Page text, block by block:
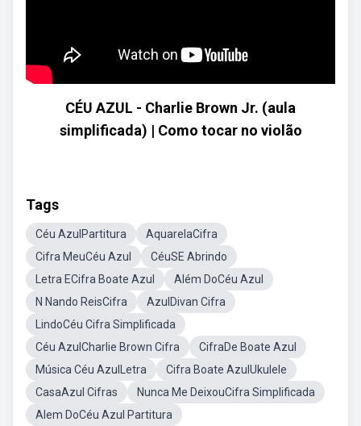
CÉU AZUL - Charlie Brown Jr. (aula
simplificada) | Como tocar no violão
Tags
Céu AzulPartitura
AquarelaCifra
Cifra MeuCéu Azul
CéuSE Abrindo
Letra ECifra Boate Azul
Além DoCéu Azul
N Nando ReisCifra
AzulDivan Cifra
LindoCéu Cifra Simplificada
Céu AzulCharlie Brown Cifra
CifraDe Boate Azul
Música Céu AzulLetra
Cifra Boate AzulUkulele
CasaAzul Cifras
Nunca Me DeixouCifra Simplificada
Alem DoCéu Azul Partitura